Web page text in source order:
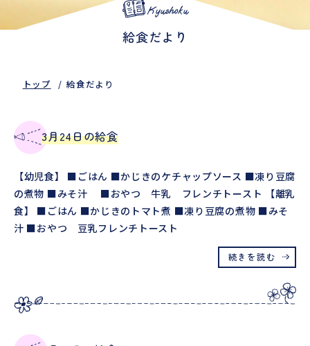
Kyushoku
給食だより
トップ 給食だより
3月24日の給食
【幼児食】 ■ごはん ■かじきのケチャップソース ■凍り豆腐
の煮物 ■みそ汁 ■おやつ 牛乳 フレンチトースト 【離乳
食】 ■ごはん ■かじきのトマト煮 ■凍り豆腐の煮物 ■みそ
汁 ■おやつ 豆乳フレンチトースト
続きを読む